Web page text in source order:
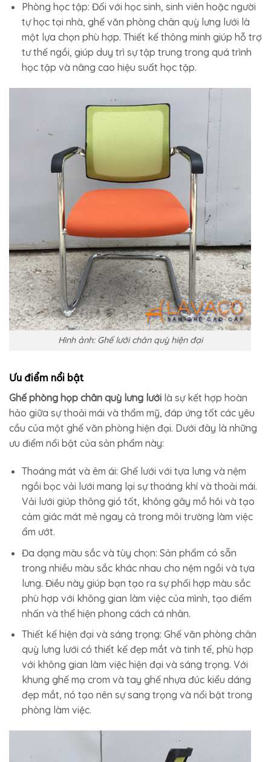
Phòng học tập: Đối với học sinh, sinh viên hoặc người
tự học tại nhà, ghế văn phòng chân quỳ lưng lưới là
một lựa chọn phù hợp. Thiết kế thông minh giúp hỗ trợ
tư thế ngồi, giúp duy trì sự tập trung trong quá trình
học tập và nâng cao hiệu suất học tập.
Hình ảnh: Ghế lưới chân quỳ hiện đại
Ưu điểm nổi bật
Ghế phòng họp chân quỳ lưng lưới là sự kết hợp hoàn
hảo giữa sự thoải mái và thẩm mỹ, đáp ứng tốt các yêu
cầu của một ghế văn phòng hiện đại. Dưới đây là những
ưu điểm nổi bật của sản phẩm này:
Thoáng mát và êm ái: Ghế lưới với tựa lưng và nệm
ngồi bọc vải lưới mang lại sự thoáng khí và thoải mái.
Vải lưới giúp thông gió tốt, không gây mồ hôi và tạo
cảm giác mát mẻ ngay cả trong môi trường làm việc
ẩm ướt.
Đa dạng màu sắc và tùy chọn: Sản phẩm có sẵn
trong nhiều màu sắc khác nhau cho nệm ngồi và tựa
lưng. Điều này giúp bạn tạo ra sự phối hợp màu sắc
phù hợp với không gian làm việc của mình, tạo điểm
nhấn và thể hiện phong cách cá nhân.
Thiết kế hiện đại và sáng trọng: Ghế văn phòng chân
quỳ lưng lưới có thiết kế đẹp mắt và tinh tế, phù hợp
với không gian làm việc hiện đại và sáng trọng. Với
khung ghế mạ crom và tay ghế nhựa đúc kiểu dáng
đẹp mắt, nó tạo nên sự sang trọng và nổi bật trong
phòng làm việc.